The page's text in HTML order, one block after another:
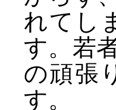
れてし
す。若
の頑張
す。